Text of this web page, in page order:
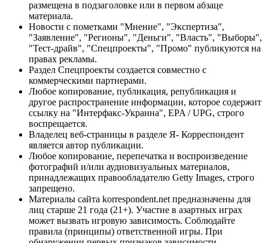
размещена в подзаголовке или в первом абзаце
материала.
Новости с пометками "Мнение", "Экспертиза",
"Заявление", "Регионы", "Деньги", "Власть", "Выборы",
"Тест-драйв", "Спецпроекты", "Промо" публикуются на
правах рекламы.
Раздел Спецпроекты создается совместно с
коммерческими партнерами.
Любое копирование, публикация, републикация и
другое распространение информации, которое содержит
ссылку на "Интерфакс-Украина", EPA / UPG, строго
воспрещается.
Владелец веб-страницы в разделе Я- Корреспондент
является автор публикации.
Любое копирование, перепечатка и воспроизведение
фотографий и/или аудиовизуальных материалов,
принадлежащих правообладателю Getty Images, строго
запрещено.
Материалы сайта korrespondent.net предназначены для
лиц старше 21 года (21+). Участие в азартных играх
может вызвать игровую зависимость. Соблюдайте
правила (принципы) ответственной игры. При